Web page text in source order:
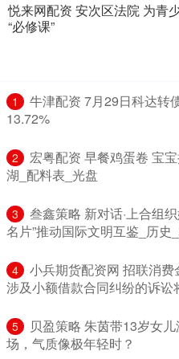
悦来网配资 安次区法院 为青
“必修课”
1
牛津配资 7月29日科达转
13.72%
2
宏粤配资 早餐鸡蛋卷 宝
湖_配料表_光盘
3
叁鑫策略 新对话·上合组
名片”推动国际文明互鉴_历史
4
小兵期货配资网 招联消
涉及小额借款合同纠纷的诉
5
贝盈策略 朱茵带13岁女
场，气质像极年轻时？